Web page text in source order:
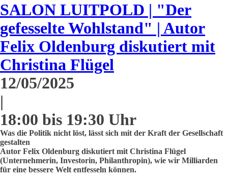
SALON LUITPOLD | "Der
gefesselte Wohlstand" | Autor
Felix Oldenburg diskutiert mit
Christina Flügel
12/05/2025
|
18:00 bis 19:30 Uhr
Was die Politik nicht löst, lässt sich mit der Kraft der Gesellschaft
gestalten
Autor Felix Oldenburg diskutiert mit Christina Flügel
(Unternehmerin, Investorin, Philanthropin), wie wir Milliarden
für eine bessere Welt entfesseln können.